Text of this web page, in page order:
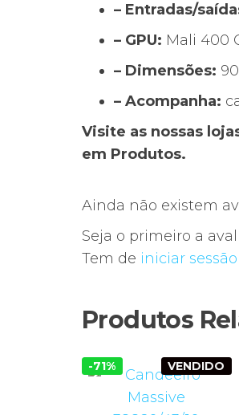
– Entradas/
– GPU: Mali 400
– Dimensões:
– Acompanha:
Visite as nossas
em Produtos.
Ainda não existem
Seja o primeiro a
Tem de iniciar sessão
Produtos
-71% VENDIDO